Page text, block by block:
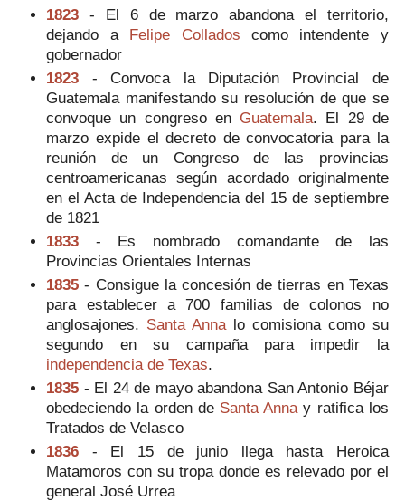
1823 - El 6 de marzo abandona el territorio,
dejando a Felipe Collados como intendente y
gobernador
1823 - Convoca la Diputación Provincial de
Guatemala manifestando su resolución de que se
convoque un congreso en Guatemala. El 29 de
marzo expide el decreto de convocatoria para la
reunión de un Congreso de las provincias
centroamericanas según acordado originalmente
en el Acta de Independencia del 15 de septiembre
de 1821
1833 - Es nombrado comandante de las
Provincias Orientales Internas
1835 - Consigue la concesión de tierras en Texas
para establecer a 700 familias de colonos no
anglosajones. Santa Anna lo comisiona como su
segundo en su campaña para impedir la
independencia de Texas.
1835 - El 24 de mayo abandona San Antonio Béjar
obedeciendo la orden de Santa Anna y ratifica los
Tratados de Velasco
1836 - El 15 de junio llega hasta Heroica
Matamoros con su tropa donde es relevado por el
general José Urrea